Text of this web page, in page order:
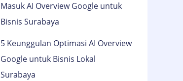
Masuk AI Overview Google untuk
Bisnis Surabaya
5 Keunggulan Optimasi AI Overview
Google untuk Bisnis Lokal
Surabaya